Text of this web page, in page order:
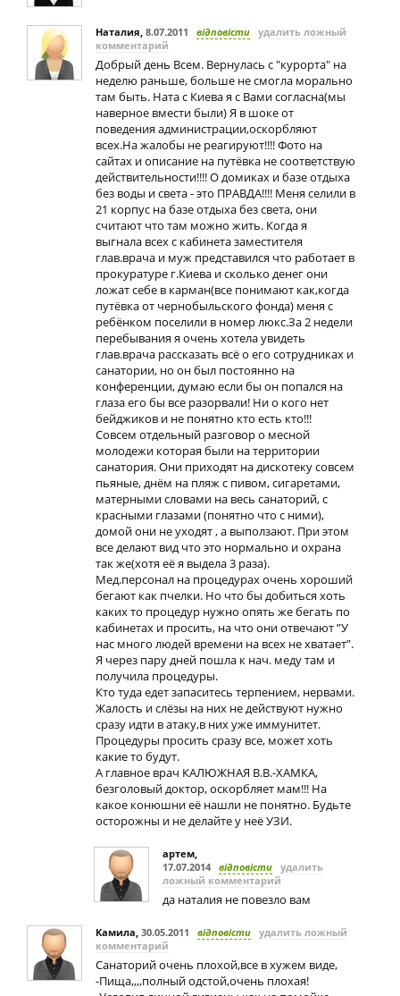
Наталия, 8.07.2011 відповісти удалить ложный
комментарий
Добрый день Всем. Вернулась с "курорта" на
неделю раньше, больше не смогла морально
там быть. Ната с Киева я с Вами согласна(мы
наверное вмести были) Я в шоке от
поведения администрации,оскорбляют
всех.На жалобы не реагируют!!!! Фото на
сайтах и описание на путёвка не соответствую
действительности!!!! О домиках и базе отдыха
без воды и света - это ПРАВДА!!!! Меня селили в
21 корпус на базе отдыха без света, они
считают что там можно жить. Когда я
выгнала всех с кабинета заместителя
глав.врача и муж представился что работает в
прокуратуре г.Киева и сколько денег они
ложат себе в карман(все понимают как,когда
путёвка от чернобыльского фонда) меня с
ребёнком поселили в номер люкс.За 2 недели
перебывания я очень хотела увидеть
глав.врача рассказать всё о его сотрудниках и
санатории, но он был постоянно на
конференции, думаю если бы он попался на
глаза его бы все разорвали! Ни о кого нет
бейджиков и не понятно кто есть кто!!!
Совсем отдельный разговор о месной
молодежи которая были на территории
санатория. Они приходят на дискотеку совсем
пьяные, днём на пляж с пивом, сигаретами,
матерными словами на весь санаторий, с
красными глазами (понятно что с ними),
домой они не уходят , а выползают. При этом
все делают вид что это нормально и охрана
так же(хотя её я выдела 3 раза).
Мед.персонал на процедурах очень хороший
бегают как пчелки. Но что бы добиться хоть
каких то процедур нужно опять же бегать по
кабинетах и просить, на что они отвечают ”У
нас много людей времени на всех не хватает”.
Я через пару дней пошла к нач. меду там и
получила процедуры.
Кто туда едет запаситесь терпением, нервами.
Жалость и слёзы на них не действуют нужно
сразу идти в атаку,в них уже иммунитет.
Процедуры просить сразу все, может хоть
какие то будут.
А главное врач КАЛЮЖНАЯ В.В.-ХАМКА,
безголовый доктор, оскорбляет мам!!! На
какое конюшни её нашли не понятно. Будьте
осторожны и не делайте у неё УЗИ.
артем,
17.07.2014 відповісти удалить
ложный комментарий
да наталия не повезло вам
Камила, 30.05.2011 відповісти удалить ложный
комментарий
Санаторий очень плохой,все в хужем виде,
-Пища,,,,полный одстой,очень плохая!